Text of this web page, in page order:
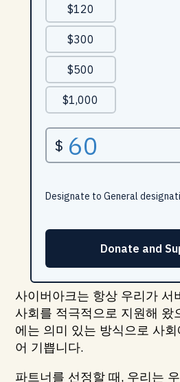
사이버아크는 항상 우리가 서
사회를 적극적으로 지원해 왔
에는 의미 있는 방식으로 사
어 기쁩니다.
파트너를 선정할 때, 우리는